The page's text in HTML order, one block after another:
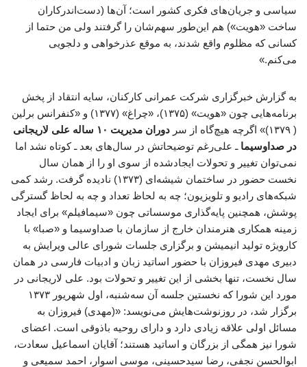
سیاسی و جریان‌های فکری کشور است؛ آن‌ها (دست‌اندرکاران
ساخت «هویت») هم این‌طور سهم‌شان را گرفتند ولی من حتما از
کسانی که مظلوم واقع شدند، به موقع عذرخواهی و دلجویی
می‌کنم.»
به گزارش خبرگزاری شرکت عمرانی کارکنان، سایه انتقاد از پخش
برنامه‌هایی چون «هویت» (۱۳۷۵)، «چراغ» (۱۳۷۷) و «کنفرانس برلین
( ۱۳۷۹)» اگرچه هیچ‌گاه از سر
دوران مدیریت ۱۰ ساله علی لاریجانی
در صداوسیما ـ علی‌رغم توضیحاتش در سال‌های بعد ـ کوتاه نشد اما
نمی‌توان تغییر و تحولات ایجادشده از سوی او را از همان سال
نخست حضور در ساختمان شیشه‌ای (۱۳۷۳) نادیده گرفت. رشد کمی
شبکه‌های رادیو و تلویزیون؛ چه به لحاظ تعداد و چه به لحاظ گسترگی
پوشش، همچنین پایه‌گذاری موسساتی چون «سیمافیلم» برای ایجاد
زمینه همکاری هنرمندان خارج از سازمان با صداوسیما و «صبا» با
کارویژه تولید انیمیشن و برگزاری جلسات شورای عالی ویرایش به
دبیری مهدی فیروزان با حضور اساتید زبان و ادبیات فارسی در همان
سال نخست، تنها بخشی از این تغییر و تحولات بود. علی لاریجانی در
مورد این شورا که نخستین جلسه آن سه‌شنبه، اول شهریور ۱۳۷۳
برگزار شد، در روزنوشت‌هایش می‌نویسد: «(مهدی) فیروزان به
مسائل اولی علاقه زیادی دارد و دارای روحیه باذوقی است. اعضای
شورا نیز همگی از بزرگان و اساتید هستند؛ آقایان اسماعیل سعادت،
ابوالحسن نجفی، رضا سیدحسینی، موسی اسوار، احمد سمیعی و